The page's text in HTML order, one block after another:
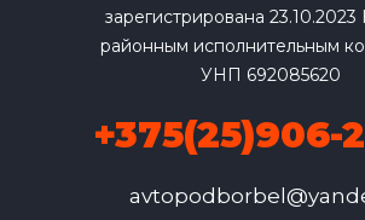
зарегистрирована
районным исполнительным
УНП 692085620
+375(25)906-